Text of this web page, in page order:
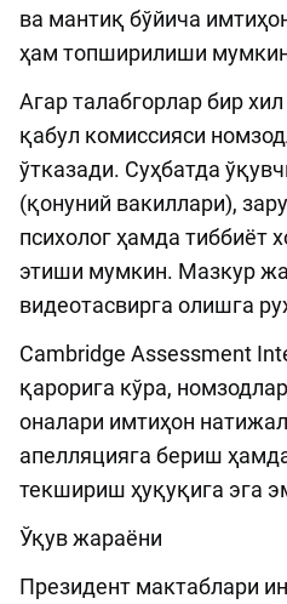
ва мантиқ бўйича
ҳам топширилиши
Агар талабгорлар бир
қабул комиссияси
ўтказади. Суҳбатда
(қонуний вакиллари),
психолог ҳамда тиббиёт
этиши мумкин. Мазкур
видеотасвирга олишга
Cambridge Assessment
қарорига кўра,
оналари имтиҳон
апелляцияга бериш
текшириш ҳуқуқига эга
Ўқув жараёни
Президент мактаблари